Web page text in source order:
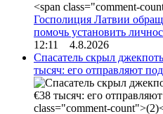
Госполиция Латвии
помочь установить
12:11 4.8.2026
Спасатель скрыл
тысяч: его отправляют